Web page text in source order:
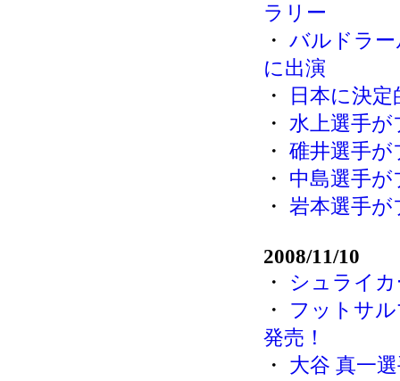
ラリー
・ バルドラー
に出演
・
日本に決
・ 水上選手
・ 碓井選手
・ 中島選手
・ 岩本選手
2008/11/10
・ シュライ
・ フットサ
発売！
・ 大谷 真一